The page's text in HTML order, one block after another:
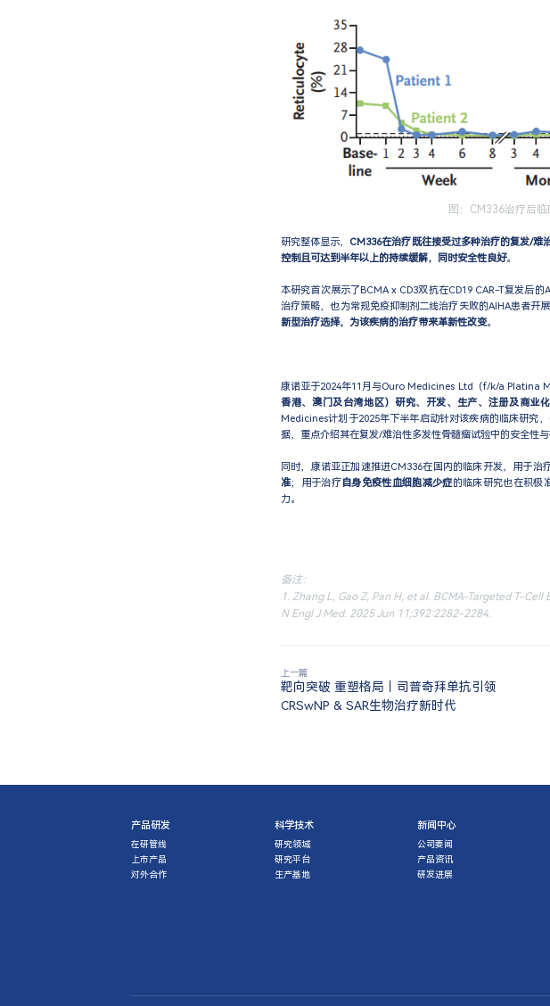
图：CM336治疗后
研究整体显示， CM336在治疗既往接受过多种治疗的复发/难
控制且可达到半年以上的持续缓解，同时安全性良好。
本研究首次展示了BCMA x CD3双抗在CD19 CAR-T复发后
治疗策略，也为常规免疫抑制剂二线治疗失败的AIHA患者开
新型治疗选择，为该疾病的治疗带来革新性改变。
康诺亚于2024年11月与Ouro Medicines Ltd（f/k/a Platina
香港、澳门及台湾地区）研究、开发、生产、注册及商业
Medicines计划于2025年下半年启动针对该疾病的临床研究
据，重点介绍其在复发/难治性多发性骨髓瘤试验中的安全性
同时，康诺亚正加速推进CM336在国内的临床开发，用于治
准；用于治疗自身免疫性血细胞减少症的临床研究也在积极
力。
备注：
1. Zhang L, Gao Z, Pan H, et al. BCMA-Targeted T-
N Engl J Med. 2025 Jun 11;392:2282-2284.
上一篇
靶向突破 重塑格局丨司普奇拜单抗引领
CRSwNP & SAR生物治疗新时代
产品研发
在研管线
上市产品
对外合作
科学技术
研究领域
研究平台
生产基地
新闻中心
公司要闻
产品资讯
研发进展